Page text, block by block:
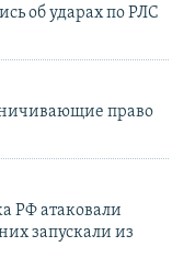
об ударах по РЛС
право
РФ атаковали
запускали из